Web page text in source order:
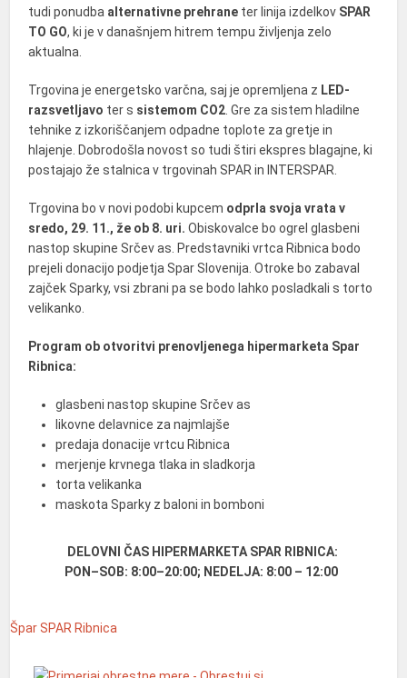
tudi ponudba alternativne prehrane ter linija izdelkov SPAR
TO GO, ki je v današnjem hitrem tempu življenja zelo
aktualna.
Trgovina je energetsko varčna, saj je opremljena z LED-
razsvetljavo ter s sistemom CO2 . Gre za sistem hladilne
tehnike z izkoriščanjem odpadne toplote za gretje in
hlajenje. Dobrodošla novost so tudi štiri ekspres blagajne, ki
postajajo že stalnica v trgovinah SPAR in INTERSPAR.
Trgovina bo v novi podobi kupcem odprla svoja vrata v
sredo, 29. 11., že ob 8. uri.Obiskovalce bo ogrel glasbeni
nastop skupine Srčev as. Predstavniki vrtca Ribnica bodo
prejeli donacijo podjetja Spar Slovenija. Otroke bo zabaval
zajček Sparky, vsi zbrani pa se bodo lahko posladkali s torto
velikanko.
Program ob otvoritvi prenovljenega hipermarketa Spar
Ribnica:
glasbeni nastop skupine Srčev as
likovne delavnice za najmlajše
predaja donacije vrtcu Ribnica
merjenje krvnega tlaka in sladkorja
torta velikanka
maskota Sparky z baloni in bomboni
DELOVNI ČAS HIPERMARKETA SPAR RIBNICA:
PON–SOB: 8:00–20:00; NEDELJA: 8:00 – 12:00
Špar SPAR Ribnica